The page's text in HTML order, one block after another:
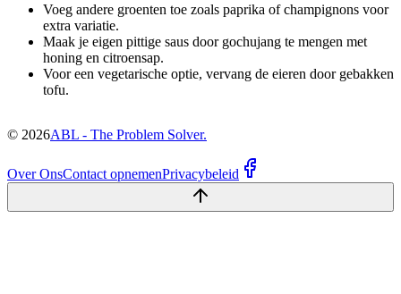
Voeg andere groenten toe zoals paprika of champignons voor
extra variatie.
Maak je eigen pittige saus door gochujang te mengen met
honing en citroensap.
Voor een vegetarische optie, vervang de eieren door gebakken
tofu.
© 2026ABL - The Problem Solver.
Over OnsContact opnemenPrivacybeleid